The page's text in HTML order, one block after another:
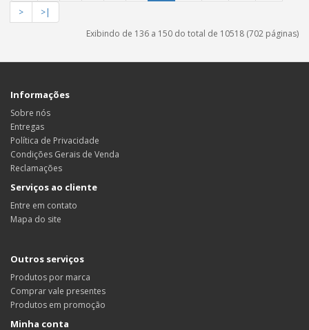
>
>|
Exibindo de 136 a 150 do total de 10518 (702 páginas)
Informações
Sobre nós
Entregas
Política de Privacidade
Condições Gerais de Venda
Reclamações
Serviços ao cliente
Entre em contato
Mapa do site
Outros serviços
Produtos por marca
Comprar vale presentes
Produtos em promoção
Minha conta